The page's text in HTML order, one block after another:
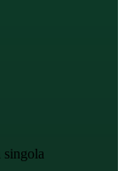
singola